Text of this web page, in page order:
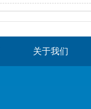
关于我们